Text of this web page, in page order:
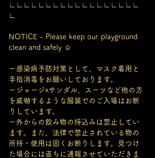
∟∟∟∟∟∟∟∟∟∟∟∟∟∟∟∟∟∟
∟
NOTICE - Please keep our playground
clean and safely ☺︎
ー感染病予防対策として、マスク着用と
手指消毒をお願いしております。
ージャージxサンダル、スーツなど他の方
を威嚇するような服装でのご入場はお断
りしています。
ー外からの飲み物の持込みは禁止してい
ます。また、法律で禁止されている物の
所持・使用は固くお断りします。見つけ
た場合には直ちに通報させていただきま